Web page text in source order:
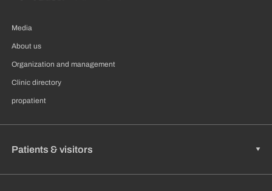
Media
About us
Organization and management
Clinic directory
propatient
Patients & visitors